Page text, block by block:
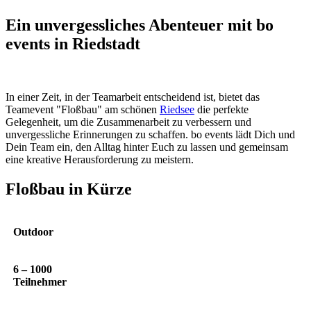
Ein unvergessliches Abenteuer mit bo
events in Riedstadt
In einer Zeit, in der Teamarbeit entscheidend ist, bietet das
Teamevent "Floßbau" am schönen Riedsee die perfekte
Gelegenheit, um die Zusammenarbeit zu verbessern und
unvergessliche Erinnerungen zu schaffen. bo events lädt Dich und
Dein Team ein, den Alltag hinter Euch zu lassen und gemeinsam
eine kreative Herausforderung zu meistern.
Floßbau in Kürze
Outdoor
6 – 1000
Teilnehmer